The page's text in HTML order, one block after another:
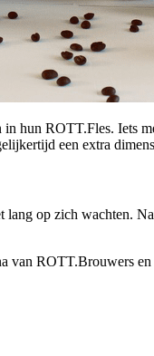
hun ROTT.Fles. Iets
een extra
op zich wachten.
ROTT.Brouwers